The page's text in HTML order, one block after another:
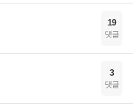
19
댓글
3
댓글